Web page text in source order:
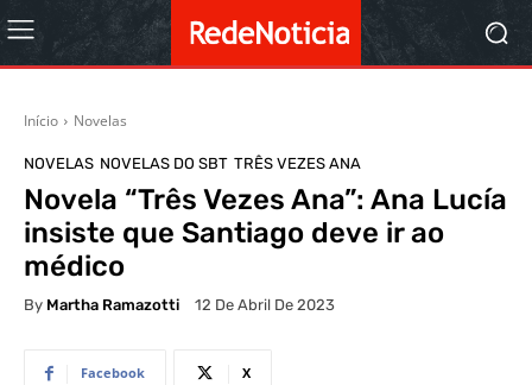
Início Novelas
NOVELAS NOVELAS DO SBT TRÊS VEZES ANA
Novela “Três Vezes Ana”: Ana Lucía
insiste que Santiago deve ir ao
médico
By Martha Ramazotti 12 De Abril De 2023
Facebook X